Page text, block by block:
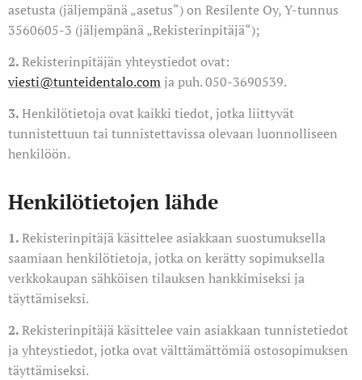
asetusta (jäljempänä „asetus“) on Resilente Oy, Y-tunnus
3560605-3 (jäljempänä „Rekisterinpitäjä“);
2.Rekisterinpitäjän yhteystiedot ovat:
viesti@tunteidentalo.com ja puh. 050-3690539.
3.Henkilötietoja ovat kaikki tiedot, jotka liittyvät
tunnistettuun tai tunnistettavissa olevaan luonnolliseen
henkilöön.
Henkilötietojen lähde
1.Rekisterinpitäjä käsittelee asiakkaan suostumuksella
saamiaan henkilötietoja, jotka on kerätty sopimuksella
verkkokaupan sähköisen tilauksen hankkimiseksi ja
täyttämiseksi.
2.Rekisterinpitäjä käsittelee vain asiakkaan tunnistetiedot
ja yhteystiedot, jotka ovat välttämättömiä ostosopimuksen
täyttämiseksi.